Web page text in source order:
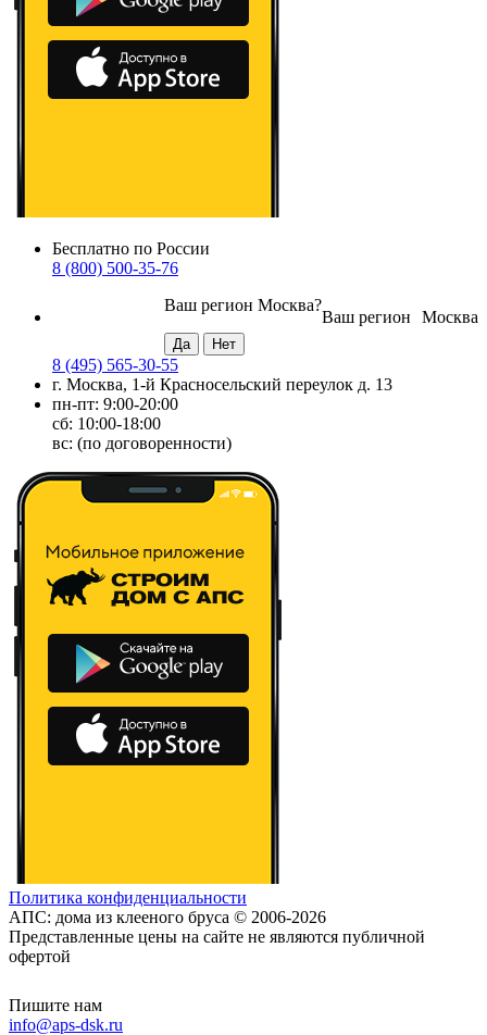
Бесплатно по России
8 (800) 500-35-76
Москва
Ваш регион
Ваш регион Москва?
8 (495) 565-30-55
г. Москва, 1-й Красносельский переулок д. 13
пн-пт: 9:00-20:00
сб: 10:00-18:00
вс: (по договоренности)
Политика конфиденциальности
АПС: дома из клееного бруса © 2006-2026
Представленные цены на сайте не являются публичной
офертой
Пишите нам
info@aps-dsk.ru